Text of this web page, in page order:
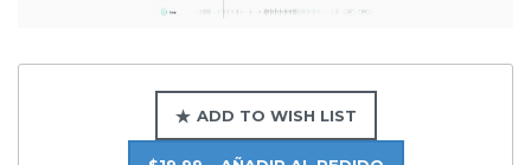
ADD TO WISH LIST